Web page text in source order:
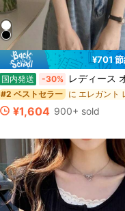
¥701
国内発送 -30% レディース オフショルダー トップス キャミソール ブラウス 半袖 フリル オフショル 肩出し 肩あき ボリューム 体型カバー 着痩せ 華奢見え 二の腕
#2 ベストセラー
¥1,604 900+ sold